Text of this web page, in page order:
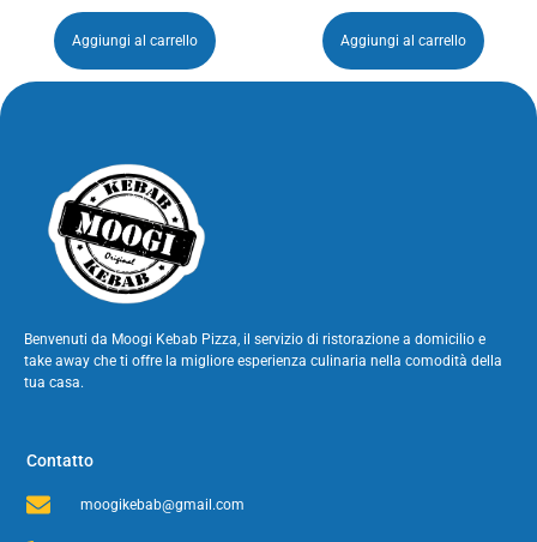
Aggiungi al carrello Aggiungi al carrello
Benvenuti da Moogi Kebab Pizza, il servizio di ristorazione a domicilio e
take away che ti offre la migliore esperienza culinaria nella comodità della
tua casa.
Contatto
moogikebab@gmail.com